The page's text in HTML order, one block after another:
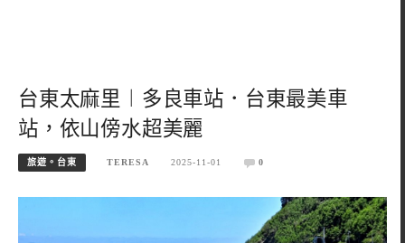
台東太麻里︱多良車站．台東最美車
站，依山傍水超美麗
旅遊。台東 TERESA 2025-11-01 0